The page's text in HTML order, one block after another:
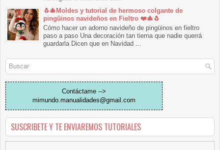
🐧🎄Moldes y tutorial de hermoso colgante de
pingüinos navideños en Fieltro ❤️🎄🐧
Cómo hacer un adorno navideño de pingüinos en fieltro
paso a paso Una decoración tan tierna que nadie querrá
guardarla Dicen que en Navidad ...
Contáctame -->
mimundo.manualidades@gmail.com
SUSCRIBETE Y TE ENVIAREMOS TUTORIALES